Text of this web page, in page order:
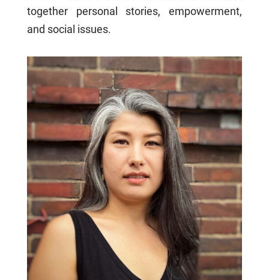
together personal stories, empowerment,
and social issues.